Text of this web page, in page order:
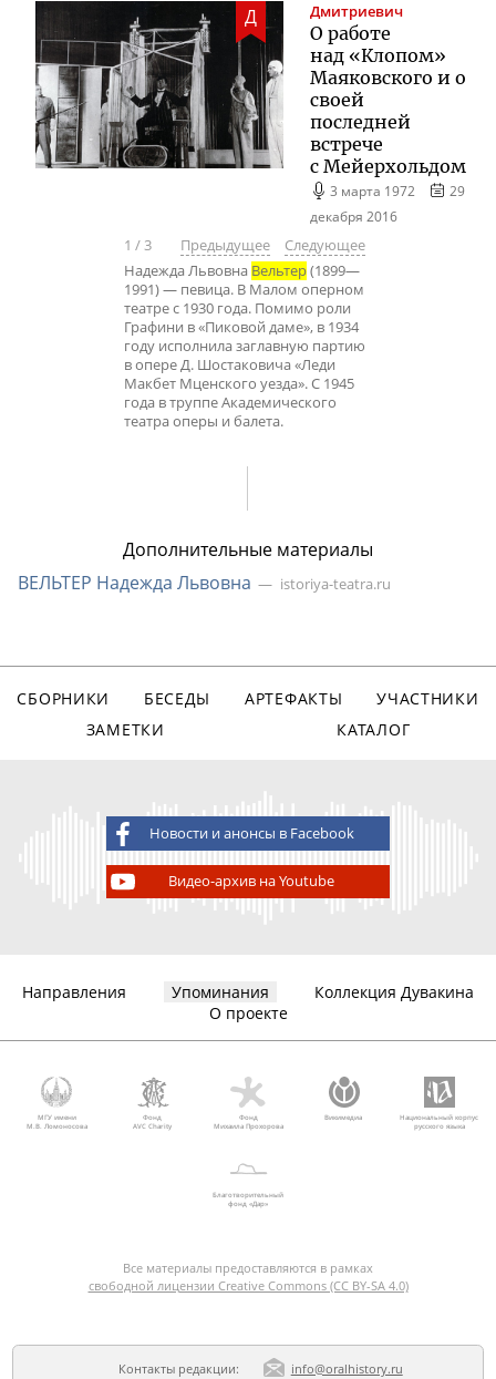
Д
Дмитриевич
О работе
над «Клопом»
Маяковского и о
своей
последней
встрече
с Мейерхольдом
3 марта 1972
29
декабря 2016
1 /3 Предыдущее
Следующее
Надежда Львовна Вельтер(1899—
1991) — певица. В Малом оперном
театре с 1930 года. Помимо роли
Графини в «Пиковой даме», в 1934
году исполнила заглавную партию
в опере Д. Шостаковича «Леди
Макбет Мценского уезда». С 1945
года в труппе Академического
театра оперы и балета.
Дополнительные материалы
ВЕЛЬТЕР Надежда Львовна
istoriya-teatra.ru
СБОРНИКИ БЕСЕДЫ АРТЕФАКТЫ
УЧАСТНИКИ
ЗАМЕТКИ
КАТАЛОГ
Новости и анонсы в Facebook
Видео-архив на Youtube
Направления Упоминания
Коллекция Дувакина
О проекте
МГУ имени
М.В. Ломоносова
Фонд
AVC Charity
Фонд
Михаила Прохорова
Викимедиа
Национальный корпус
русского языка
Благотворительный
фонд «Дар»
Все материалы предоставляются в рамках
свободной лицензии Creative Commons (CC BY-SA 4.0)
Контакты редакции: info@oralhistory.ru